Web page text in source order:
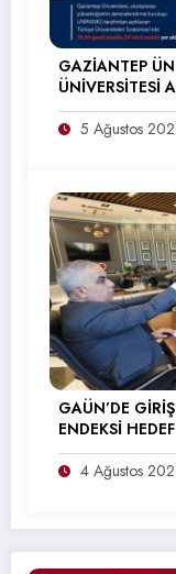
GAZİANTEP
ÜNİVERSİTESİ
5 Ağustos
GAÜN’DE
ENDEKSİ
4 Ağustos